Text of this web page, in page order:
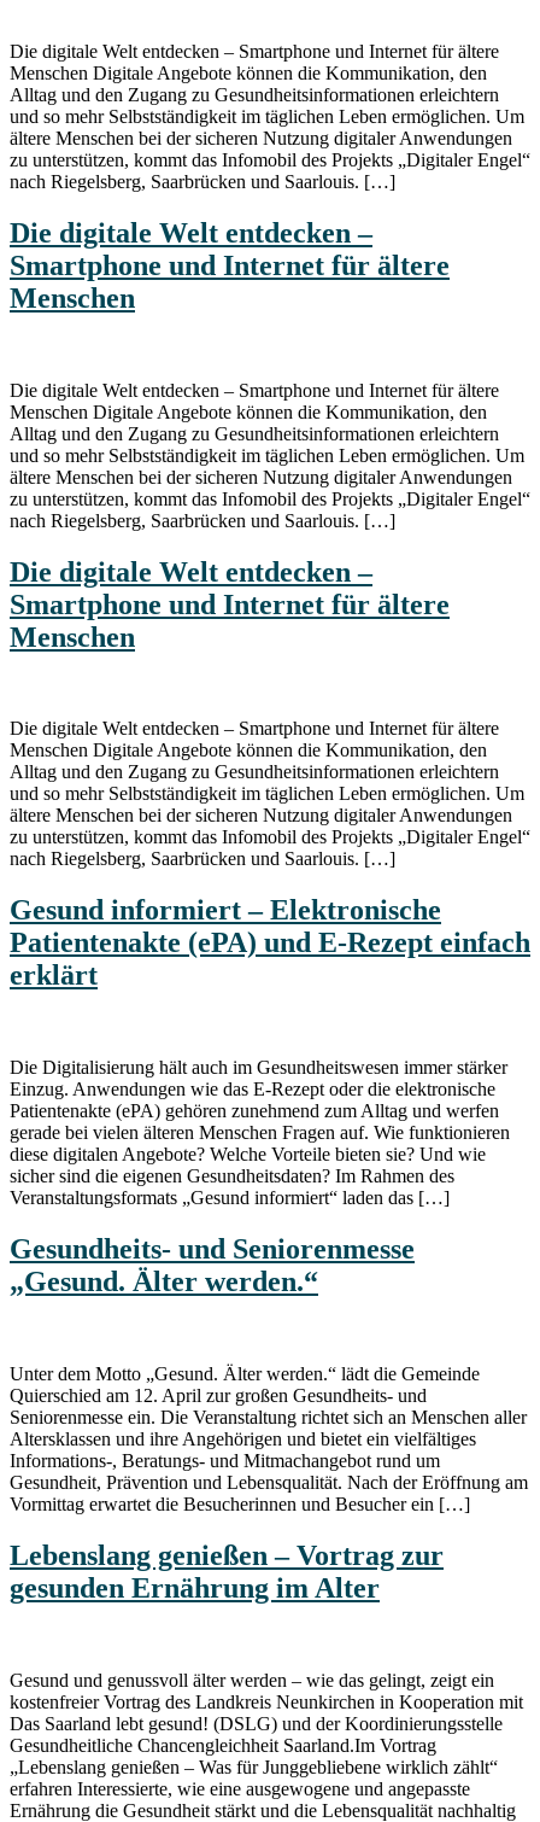
Die digitale Welt entdecken – Smartphone und Internet für ältere
Menschen Digitale Angebote können die Kommunikation, den
Alltag und den Zugang zu Gesundheitsinformationen erleichtern
und so mehr Selbstständigkeit im täglichen Leben ermöglichen. Um
ältere Menschen bei der sicheren Nutzung digitaler Anwendungen
zu unterstützen, kommt das Infomobil des Projekts „Digitaler Engel“
nach Riegelsberg, Saarbrücken und Saarlouis. […]
Die digitale Welt entdecken –
Smartphone und Internet für ältere
Menschen
Die digitale Welt entdecken – Smartphone und Internet für ältere
Menschen Digitale Angebote können die Kommunikation, den
Alltag und den Zugang zu Gesundheitsinformationen erleichtern
und so mehr Selbstständigkeit im täglichen Leben ermöglichen. Um
ältere Menschen bei der sicheren Nutzung digitaler Anwendungen
zu unterstützen, kommt das Infomobil des Projekts „Digitaler Engel“
nach Riegelsberg, Saarbrücken und Saarlouis. […]
Die digitale Welt entdecken –
Smartphone und Internet für ältere
Menschen
Die digitale Welt entdecken – Smartphone und Internet für ältere
Menschen Digitale Angebote können die Kommunikation, den
Alltag und den Zugang zu Gesundheitsinformationen erleichtern
und so mehr Selbstständigkeit im täglichen Leben ermöglichen. Um
ältere Menschen bei der sicheren Nutzung digitaler Anwendungen
zu unterstützen, kommt das Infomobil des Projekts „Digitaler Engel“
nach Riegelsberg, Saarbrücken und Saarlouis. […]
Gesund informiert – Elektronische
Patientenakte (ePA) und E-Rezept einfach
erklärt
Die Digitalisierung hält auch im Gesundheitswesen immer stärker
Einzug. Anwendungen wie das E-Rezept oder die elektronische
Patientenakte (ePA) gehören zunehmend zum Alltag und werfen
gerade bei vielen älteren Menschen Fragen auf. Wie funktionieren
diese digitalen Angebote? Welche Vorteile bieten sie? Und wie
sicher sind die eigenen Gesundheitsdaten? Im Rahmen des
Veranstaltungsformats „Gesund informiert“ laden das […]
Gesundheits- und Seniorenmesse
„Gesund. Älter werden.“
Unter dem Motto „Gesund. Älter werden.“ lädt die Gemeinde
Quierschied am 12. April zur großen Gesundheits- und
Seniorenmesse ein. Die Veranstaltung richtet sich an Menschen aller
Altersklassen und ihre Angehörigen und bietet ein vielfältiges
Informations-, Beratungs- und Mitmachangebot rund um
Gesundheit, Prävention und Lebensqualität. Nach der Eröffnung am
Vormittag erwartet die Besucherinnen und Besucher ein […]
Lebenslang genießen – Vortrag zur
gesunden Ernährung im Alter
Gesund und genussvoll älter werden – wie das gelingt, zeigt ein
kostenfreier Vortrag des Landkreis Neunkirchen in Kooperation mit
Das Saarland lebt gesund! (DSLG) und der Koordinierungsstelle
Gesundheitliche Chancengleichheit Saarland.Im Vortrag
„Lebenslang genießen – Was für Junggebliebene wirklich zählt“
erfahren Interessierte, wie eine ausgewogene und angepasste
Ernährung die Gesundheit stärkt und die Lebensqualität nachhaltig